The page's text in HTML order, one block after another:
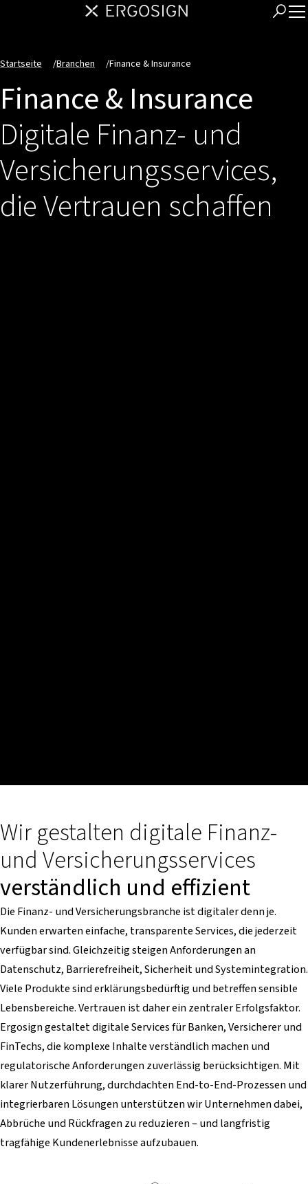
Startseite /Branchen /Finance & Insurance
Finance & Insurance
Digitale Finanz- und
Versicherungsservices,
die Vertrauen schaffen
Wir gestalten digitale Finanz-
und Versicherungsservices
verständlich und effizient
Die Finanz- und Versicherungsbranche ist digitaler denn je.
Kunden erwarten einfache, transparente Services, die jederzeit
verfügbar sind. Gleichzeitig steigen Anforderungen an
Datenschutz, Barrierefreiheit, Sicherheit und Systemintegration.
Viele Produkte sind erklärungsbedürftig und betreffen sensible
Lebensbereiche. Vertrauen ist daher ein zentraler Erfolgsfaktor.
Ergosign gestaltet digitale Services für Banken, Versicherer und
FinTechs, die komplexe Inhalte verständlich machen und
regulatorische Anforderungen zuverlässig berücksichtigen. Mit
klarer Nutzerführung, durchdachten End-to-End-Prozessen und
integrierbaren Lösungen unterstützen wir Unternehmen dabei,
Abbrüche und Rückfragen zu reduzieren – und langfristig
tragfähige Kundenerlebnisse aufzubauen.